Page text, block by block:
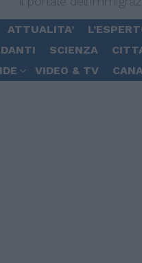
ATTUALITA’
SCIENZA
VIDEO & TV